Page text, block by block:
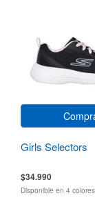
Girls Selectors
$34.990
Disponible en 4 colores